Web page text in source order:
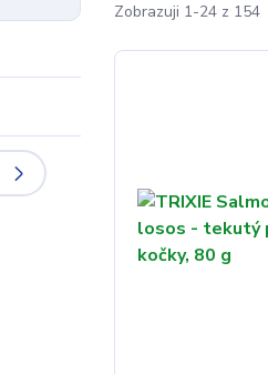
Zobrazuji 1-24 z 154